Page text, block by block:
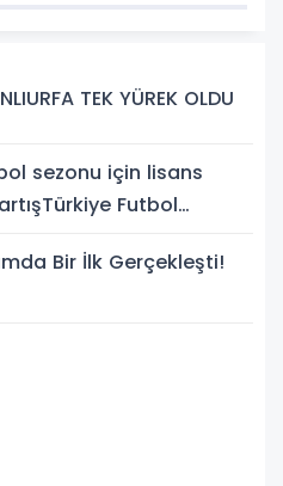
TEK YÜREK OLDU
sezonu için lisans
Futbol
Bir İlk Gerçekleşti!